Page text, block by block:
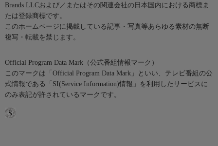
Brands LLCおよび／またはその関連会社の日本国内における商標ま
たは登録商標です。
このホームページに掲載している記事・写真等あらゆる素材の無断
複写・転載を禁じます。
Official Program Data Mark（公式番組情報マーク）
このマークは「Official Program Data Mark」といい、テレビ番組の公
式情報である「SI(Service Information)情報」を利用したサービスに
のみ表記が許されているマークです。